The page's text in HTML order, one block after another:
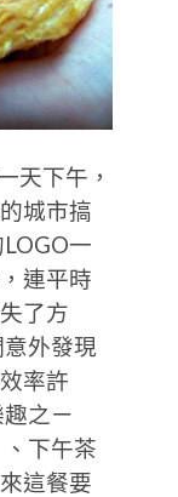
天下午，
城市搞
一
連平時
了方
外發現
率許
之ㄧ
下午茶
這餐要